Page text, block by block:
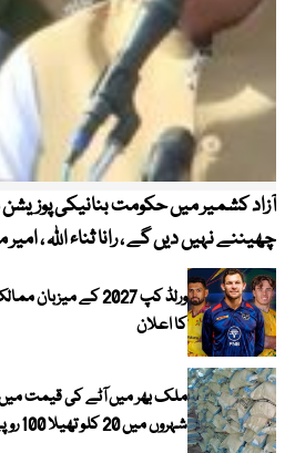
آزاد کشمیر میں حکومت بنانیکی
چھیننے نہیں دیں گے ، رانا ثناء اللہ ، امیر
ورلڈ کپ 2027 کے
کا اعلان
ملک بھر میں آٹے کی قیمت
شہروں میں 20 کلو تھیلا 100 روپے تک مہنگا